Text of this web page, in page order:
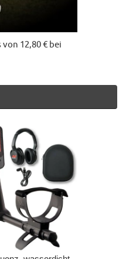
12,80 € bei